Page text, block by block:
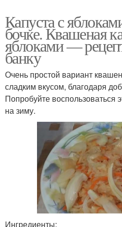
Капуста с
бочке. Квашеная
яблоками —
банку
Очень простой вариант
сладким вкусом, благодаря
Попробуйте воспользоваться
на зиму.
Ингредиенты: